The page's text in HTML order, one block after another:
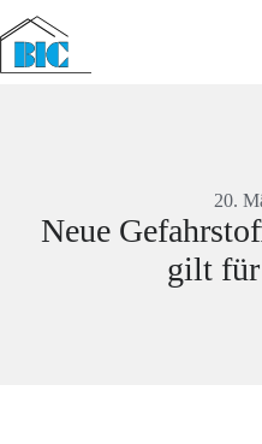
Inhalt
springen
20.
Neue
gilt für